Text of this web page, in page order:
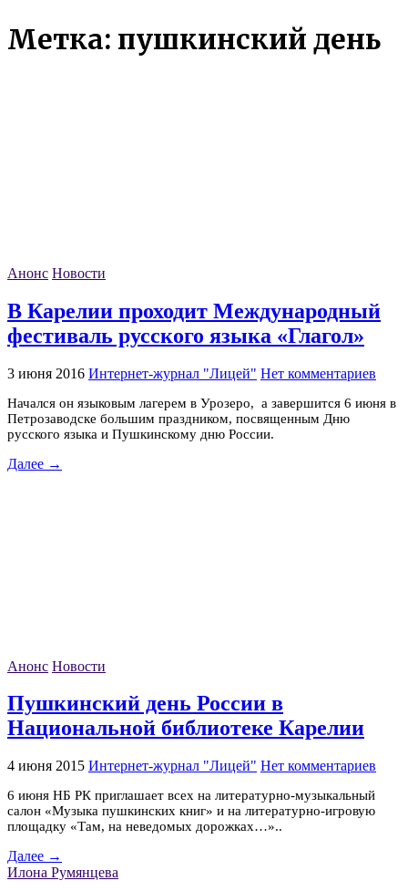
Метка: пушкинский день
Анонс Новости
В Карелии проходит Международный
фестиваль русского языка «Глагол»
3 июня 2016 Интернет-журнал "Лицей" Нет комментариев
Начался он языковым лагерем в Урозеро, а завершится 6 июня в
Петрозаводске большим праздником, посвященным Дню
русского языка и Пушкинскому дню России.
Далее →
Анонс Новости
Пушкинский день России в
Национальной библиотеке Карелии
4 июня 2015 Интернет-журнал "Лицей" Нет комментариев
6 июня НБ РК приглашает всех на литературно-музыкальный
салон «Музыка пушкинских книг» и на литературно-игровую
площадку «Там, на неведомых дорожках…»..
Далее →
Илона Румянцева